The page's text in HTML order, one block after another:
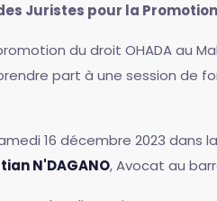
Juristes pour la Promotion
du droit OHADA au
part à une session de
16 décembre 2023 dans
N'DAGANO, Avocat au